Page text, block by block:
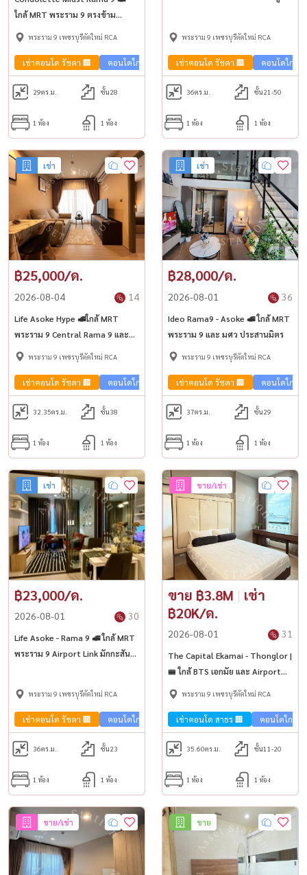
ใกล้ MRT พระราม 9 ตรงข้าม
เซ็นทรัล พระราม 9
พระราม 9 เพชรบุรีตัดใหม่ RCA
เช่าคอนโด รัชดา 🏢 คอนโดใกล้รถไฟฟ้า🚈 คอนโดวิวเมือง🌇 ขายคอน
29ตร.ม. ชั้น28
1 ห้อง 1 ห้อง
พระราม 9 เพชรบุรีตัดใหม่ RCA
เช่าคอนโด รัชดา 🏢 คอนโดใกล้ร
36ตร.ม. ชั้น21-50
1 ห้อง 1 ห้อง
เช่า
฿25,000/ด.
2026-08-04 14
Life Asoke Hype 🚅ใกล้ MRT
พระราม 9 Central Rama 9 และ
Fortune Town
พระราม 9 เพชรบุรีตัดใหม่ RCA
เช่าคอนโด รัชดา 🏢 คอนโดใกล้รถไฟฟ้า🚈
32.35ตร.ม. ชั้น38
1 ห้อง 1 ห้อง
เช่า
฿28,000/ด.
2026-08-01 36
Ideo Rama9 - Asoke 🚅 ใกล้ MRT
พระราม 9 และ มศว ประสานมิตร
พระราม 9 เพชรบุรีตัดใหม่ RCA
เช่าคอนโด รัชดา 🏢 คอนโดใกล้ร
37ตร.ม. ชั้น29
1 ห้อง 1 ห้อง
เช่า
฿23,000/ด.
2026-08-01 30
Life Asoke - Rama 9 🚅 ใกล้ MRT
พระราม 9 Airport Link มักกะสัน
พระราม 9 เพชรบุรีตัดใหม่ RCA
เช่าคอนโด รัชดา 🏢 คอนโดใกล้รถไฟฟ้า🚈
36ตร.ม. ชั้น23
1 ห้อง 1 ห้อง
ขาย/เช่า
ขาย ฿3.8M | เช่า
฿20K/ด.
2026-08-01 31
The Capital Ekamai - Thonglor |
🚝 ใกล้ BTS เอกมัย และ Airport
Link รามคำแหง
พระราม 9 เพชรบุรีตัดใหม่ RCA
เช่าคอนโด สาธร 🏢 คอนโดใกล้ร
35.60ตร.ม. ชั้น11-20
1 ห้อง 1 ห้อง
ขาย/เช่า ขาย